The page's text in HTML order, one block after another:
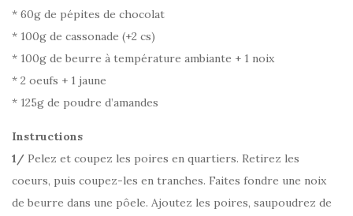
* 60g de pépites de chocolat
* 100g de cassonade (+2 cs)
* 100g de beurre à température ambiante + 1 noix
* 2 oeufs + 1 jaune
* 125g de poudre d’amandes
Instructions
1/ Pelez et coupez les poires en quartiers. Retirez les
coeurs, puis coupez-les en tranches. Faites fondre une noix
de beurre dans une pôele. Ajoutez les poires, saupoudrez de